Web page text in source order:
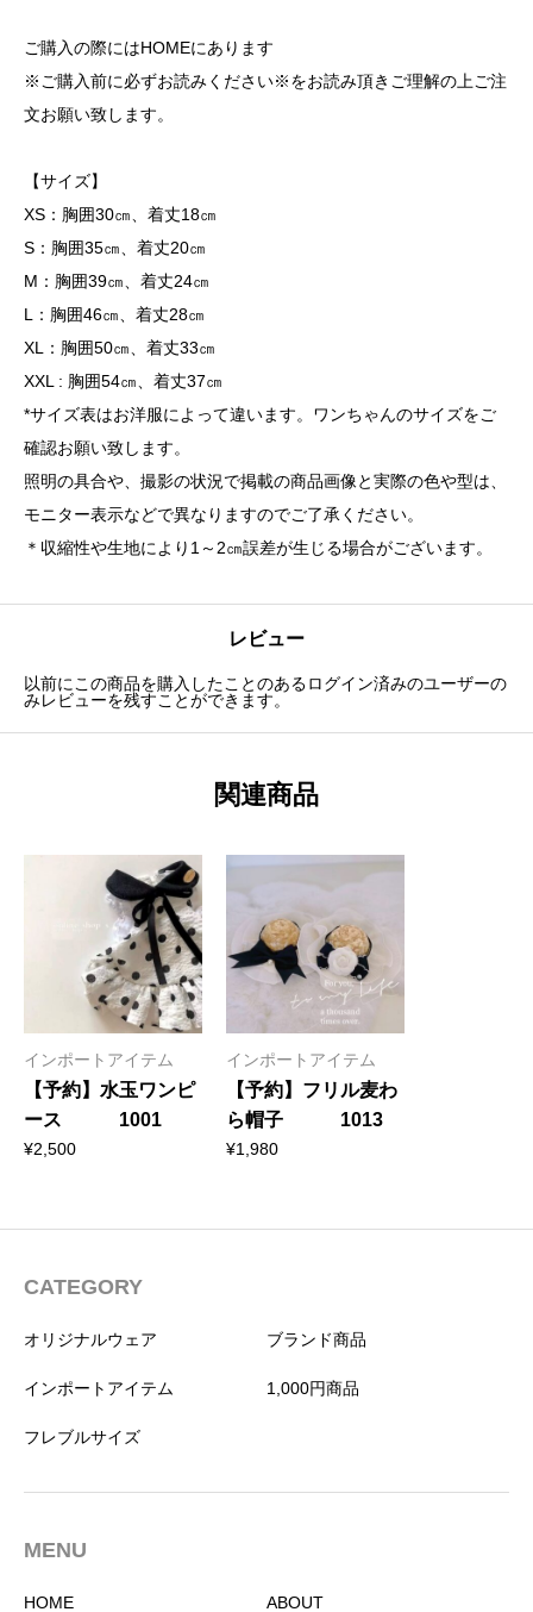
ご購入の際にはHOMEにあります
※ご購入前に必ずお読みください※をお読み頂きご理解の上ご注
文お願い致します。
【サイズ】
XS：胸囲30㎝、着丈18㎝
S：胸囲35㎝、着丈20㎝
M：胸囲39㎝、着丈24㎝
L：胸囲46㎝、着丈28㎝
XL：胸囲50㎝、着丈33㎝
XXL : 胸囲54㎝、着丈37㎝
*サイズ表はお洋服によって違います。ワンちゃんのサイズをご
確認お願い致します。
照明の具合や、撮影の状況で掲載の商品画像と実際の色や型は、
モニター表示などで異なりますのでご了承ください。
＊収縮性や生地により1～2㎝誤差が生じる場合がございます。
レビュー
以前にこの商品を購入したことのあるログイン済みのユーザーの
みレビューを残すことができます。
関連商品
インポートアイテム
【予約】水玉ワンピ
ース 1001
¥2,500
インポートアイテム
【予約】フリル麦わ
ら帽子 1013
¥1,980
CATEGORY
オリジナルウェア ブランド商品
インポートアイテム 1,000円商品
フレブルサイズ
MENU
HOME ABOUT